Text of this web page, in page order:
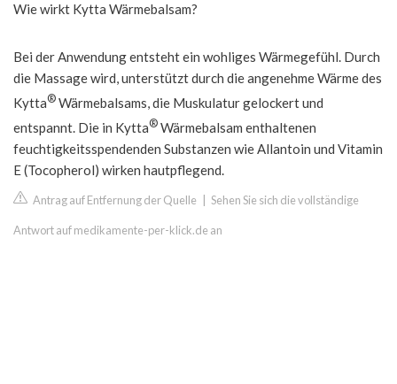
Wie wirkt Kytta Wärmebalsam?
Bei der Anwendung entsteht ein wohliges Wärmegefühl. Durch
die Massage wird, unterstützt durch die angenehme Wärme des
Kytta® Wärmebalsams, die Muskulatur gelockert und
entspannt. Die in Kytta® Wärmebalsam enthaltenen
feuchtigkeitsspendenden Substanzen wie Allantoin und Vitamin
E (Tocopherol) wirken hautpflegend.
Antrag auf Entfernung der Quelle Sehen Sie sich die vollständige
Antwort auf medikamente-per-klick.de an